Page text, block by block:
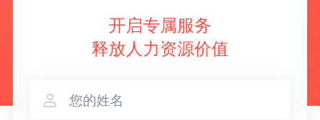
开启专属服务
释放人力资源价值
